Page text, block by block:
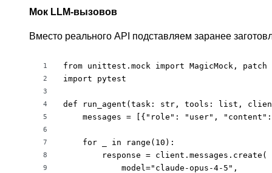
Мок LLM-вызовов
Вместо реального API подставляем заранее
1
2
3
4
5
6
7
8
9
from unittest.mock import MagicMock, patch
import pytest
def run_agent(task: str, tools: list,
messages = [{"role": "user",
    for _ in range(10):
        response = client.messages.create(
            model="claude-opus-4-5",